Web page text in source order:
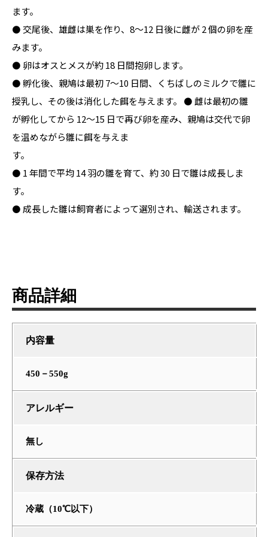
ます。
⚫ 交尾後、雄雌は巣を作り、8～12 日後に雌が 2 個の卵を産
みます。
⚫ 卵はオスとメスが約 18 日間抱卵します。
⚫ 孵化後、親鳩は最初 7～10 日間、くちばしのミルクで雛に
授乳し、その後は消化した餌を与えます。 ⚫ 雌は最初の雛
が孵化してから 12～15 日で再び卵を産み、親鳩は交代で卵
を温めながら雛に餌を与えま
す。
⚫ 1 年間で平均 14 羽の雛を育て、約 30 日で雛は成長しま
す。
⚫ 成長した雛は飼育者によって選別され、輸送されます。
商品詳細
内容量
450－550g
アレルギー
無し
保存方法
冷蔵（10℃以下）